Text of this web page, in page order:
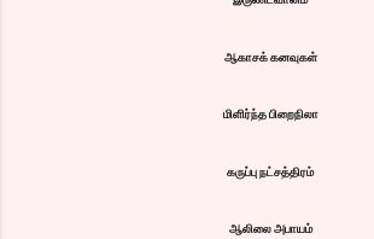
ஆகாசக் கனவுகள்
மிளிர்ந்த பிறைநிலா
கருப்பு நட்சத்திரம்
ஆலிலை அபாயம்